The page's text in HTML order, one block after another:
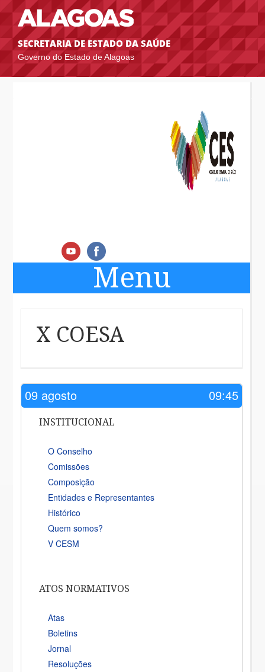
SECRETARIA DE ESTADO DA SAÚDE
Governo do Estado de Alagoas
Menu
X COESA
09 agosto 09:45
INSTITUCIONAL
O Conselho
Comissões
Composição
Entidades e Representantes
Histórico
Quem somos?
V CESM
ATOS NORMATIVOS
Atas
Boletins
Jornal
Resoluções